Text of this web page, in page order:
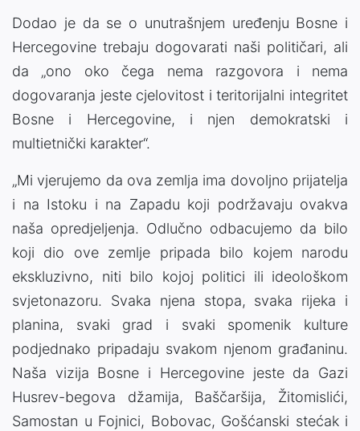
Dodao je da se o unutrašnjem uređenju Bosne i
Hercegovine trebaju dogovarati naši političari, ali
da „ono oko čega nema razgovora i nema
dogovaranja jeste cjelovitost i teritorijalni integritet
Bosne i Hercegovine, i njen demokratski i
multietnički karakter“.
„Mi vjerujemo da ova zemlja ima dovoljno prijatelja
i na Istoku i na Zapadu koji podržavaju ovakva
naša opredjeljenja. Odlučno odbacujemo da bilo
koji dio ove zemlje pripada bilo kojem narodu
ekskluzivno, niti bilo kojoj politici ili ideološkom
svjetonazoru. Svaka njena stopa, svaka rijeka i
planina, svaki grad i svaki spomenik kulture
podjednako pripadaju svakom njenom građaninu.
Naša vizija Bosne i Hercegovine jeste da Gazi
Husrev-begova džamija, Baščaršija, Žitomislići,
Samostan u Fojnici, Bobovac, Gošćanski stećak i